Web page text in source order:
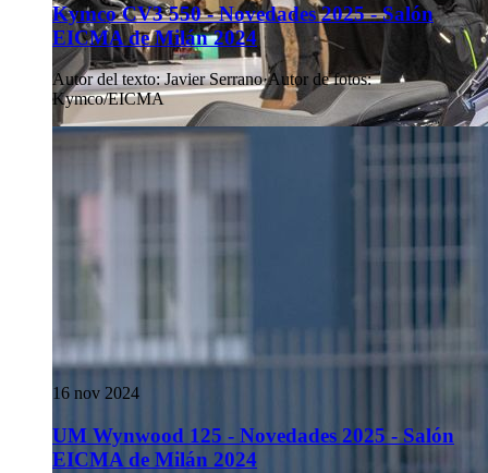
Kymco CV3 550 - Novedades 2025 - Salón
EICMA de Milán 2024
Autor del texto: Javier Serrano·Autor de fotos:
Kymco/EICMA
16 nov 2024
UM Wynwood 125 - Novedades 2025 - Salón
EICMA de Milán 2024